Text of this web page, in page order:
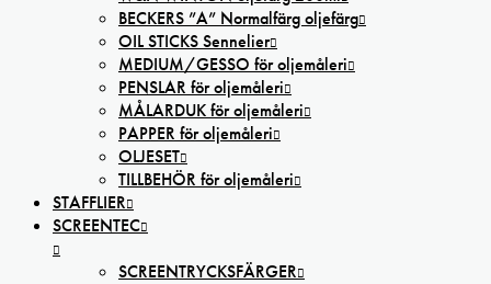
BECKERS ”A” Normalfärg oljefärg
OIL STICKS Sennelier
MEDIUM/GESSO för oljemåleri
PENSLAR för oljemåleri
MÅLARDUK för oljemåleri
PAPPER för oljemåleri
OLJESET
TILLBEHÖR för oljemåleri
STAFFLIER
SCREENTEC
SCREENTRYCKSFÄRGER